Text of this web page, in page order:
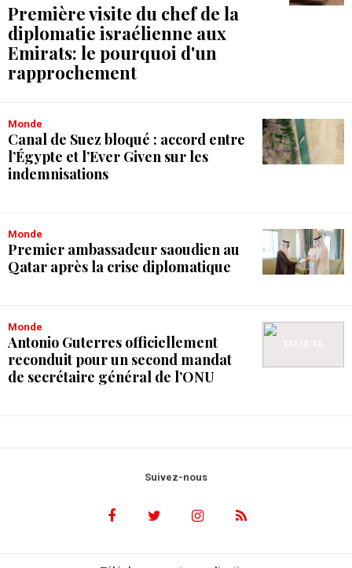
Première visite du chef de la
diplomatie israélienne aux
Emirats: le pourquoi d'un
rapprochement
Monde
Canal de Suez bloqué : accord entre
l’Égypte et l’Ever Given sur les
indemnisations
Monde
Premier ambassadeur saoudien au
Qatar après la crise diplomatique
Monde
Antonio Guterres officiellement
reconduit pour un second mandat
de secrétaire général de l’ONU
Suivez-nous